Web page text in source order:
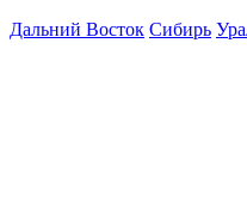
Дальний Восток Сибирь